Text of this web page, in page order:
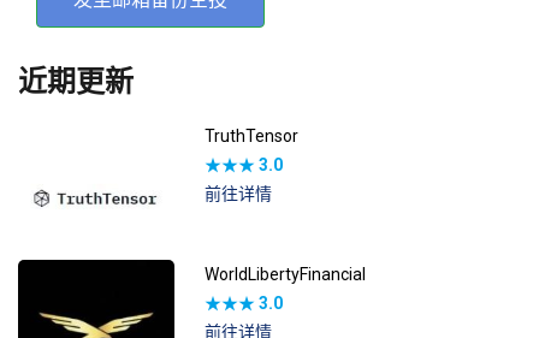
近期更新
TruthTensor
★★★3.0
前往详情
WorldLibertyFinancial
★★★3.0
前往详情